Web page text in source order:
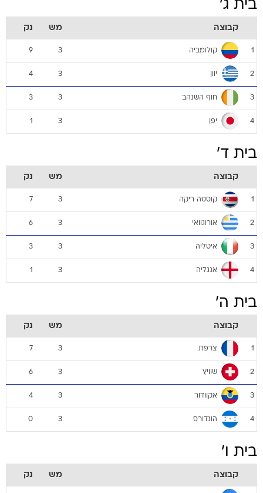
בית ג'
קבוצה מש נק
1 קולומביה 3
9
2 יוון 3
4
3 חוף השנהב 3
3
4 יפן 3
1
בית ד'
קבוצה מש נק
1 קוסטה ריקה 3
7
2 אורוגוואי 3
6
3 איטליה 3
3
4 אנגליה 3
1
בית ה'
קבוצה מש נק
1 צרפת 3
7
2 שוויץ 3
6
3 אקוודור 3
4
4 הונדורס 3
0
בית ו'
קבוצה מש נק